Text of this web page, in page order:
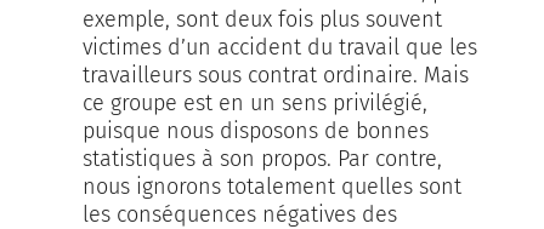
exemple, sont deux fois plus souvent
victimes d’un accident du travail que les
travailleurs sous contrat ordinaire. Mais
ce groupe est en un sens privilégié,
puisque nous disposons de bonnes
statistiques à son propos. Par contre,
nous ignorons totalement quelles sont
les conséquences négatives des